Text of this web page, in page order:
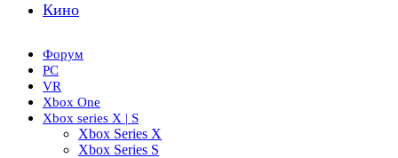
Кино
Форум
PC
VR
Xbox One
Xbox series X | S
Xbox Series X
Xbox Series S